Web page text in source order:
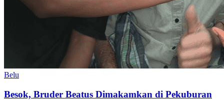
Belu
Besok, Bruder Beatus Dimakamkan di Pekuburan